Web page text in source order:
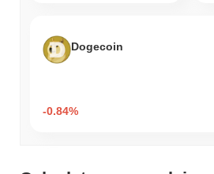
Dogecoin
-0.84%